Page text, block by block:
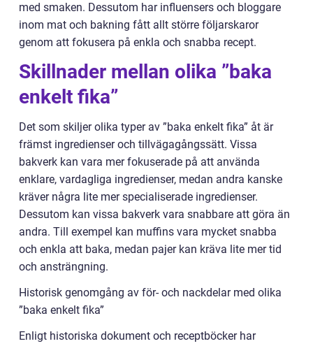
med smaken. Dessutom har influensers och bloggare
inom mat och bakning fått allt större följarskaror
genom att fokusera på enkla och snabba recept.
Skillnader mellan olika ”baka
enkelt fika”
Det som skiljer olika typer av ”baka enkelt fika” åt är
främst ingredienser och tillvägagångssätt. Vissa
bakverk kan vara mer fokuserade på att använda
enklare, vardagliga ingredienser, medan andra kanske
kräver några lite mer specialiserade ingredienser.
Dessutom kan vissa bakverk vara snabbare att göra än
andra. Till exempel kan muffins vara mycket snabba
och enkla att baka, medan pajer kan kräva lite mer tid
och ansträngning.
Historisk genomgång av för- och nackdelar med olika
”baka enkelt fika”
Enligt historiska dokument och receptböcker har